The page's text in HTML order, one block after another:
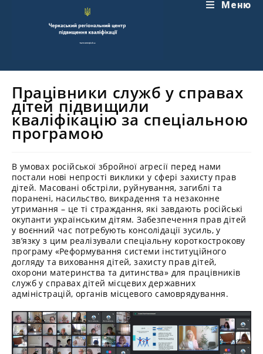
Меню
Працівники служб у справах
дітей підвищили
кваліфікацію за спеціальною
програмою
В умовах російської збройної агресії перед нами
постали нові непрості виклики у сфері захисту прав
дітей. Масовані обстріли, руйнування, загиблі та
поранені, насильство, викрадення та незаконне
утримання – це ті страждання, які завдають російські
окупанти українським дітям. Забезпечення прав дітей
у воєнний час потребують консолідації зусиль, у
зв’язку з цим реалізували спеціальну короткострокову
програму «Реформування системи інституційного
догляду та виховання дітей, захисту прав дітей,
охорони материнства та дитинства» для працівників
служб у справах дітей місцевих державних
адміністрацій, органів місцевого самоврядування.